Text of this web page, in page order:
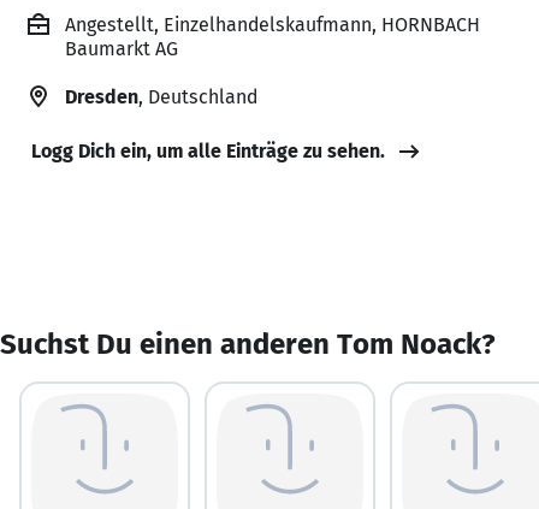
Angestellt, Einzelhandelskaufmann, HORNBACH
Baumarkt AG
Dresden, Deutschland
Logg Dich ein, um alle Einträge zu sehen.
Suchst Du einen anderen Tom Noack?